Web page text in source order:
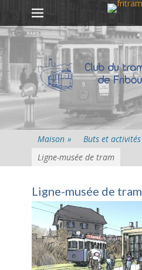
Passer
contenu
Premier menu
Maison » Buts et activités
Ligne-musée de tram
Ligne-musée de tram